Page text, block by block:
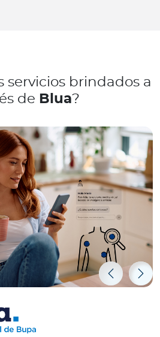
servicios brindados a
de Blua?
Previous